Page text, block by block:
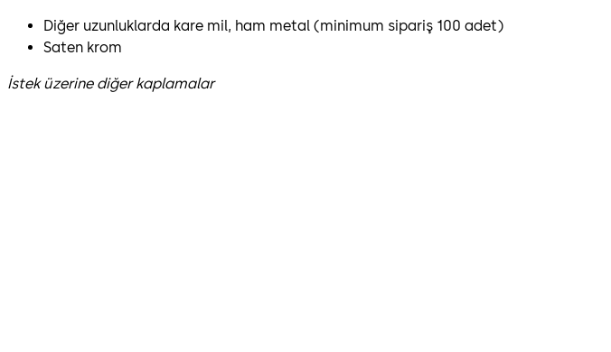
Diğer uzunluklarda kare mil, ham metal (minimum sipariş 100 adet)
Saten krom
İstek üzerine diğer kaplamalar